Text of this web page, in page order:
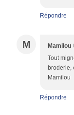
Répondre
M Mamilou
Tout
broderie,
Mamilou
Répondre